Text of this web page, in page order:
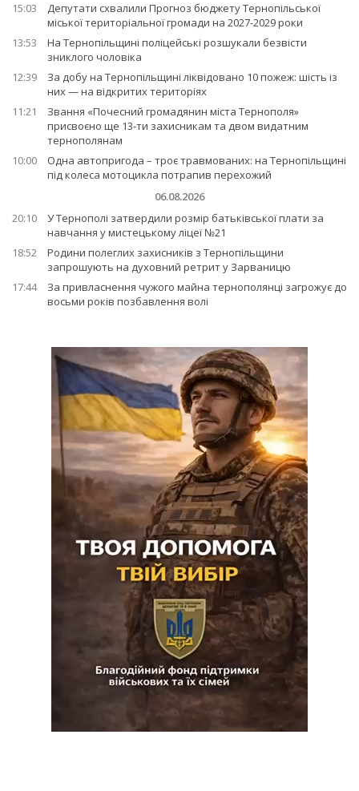
15:03
Депутати схвалили Прогноз бюджету Тернопільської
міської територіальної громади на 2027-2029 роки
13:53
На Тернопільщині поліцейські розшукали безвісти
зниклого чоловіка
12:39
За добу на Тернопільщині ліквідовано 10 пожеж: шість із
них — на відкритих територіях
11:21
Звання «Почесний громадянин міста Тернополя»
присвоєно ще 13-ти захисникам та двом видатним
тернополянам
10:00
Одна автопригода – троє травмованих: на Тернопільщині
під колеса мотоцикла потрапив перехожий
06.08.2026
20:10
У Тернополі затвердили розмір батьківської плати за
навчання у мистецькому ліцеї №21
18:52
Родини полеглих захисників з Тернопільщини
запрошують на духовний ретрит у Зарваницю
17:44
За привласнення чужого майна тернополянці загрожує до
восьми років позбавлення волі